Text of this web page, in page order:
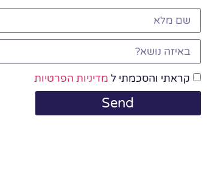
קראתי והסכמתי ל מדיניות הפרטיות
Send